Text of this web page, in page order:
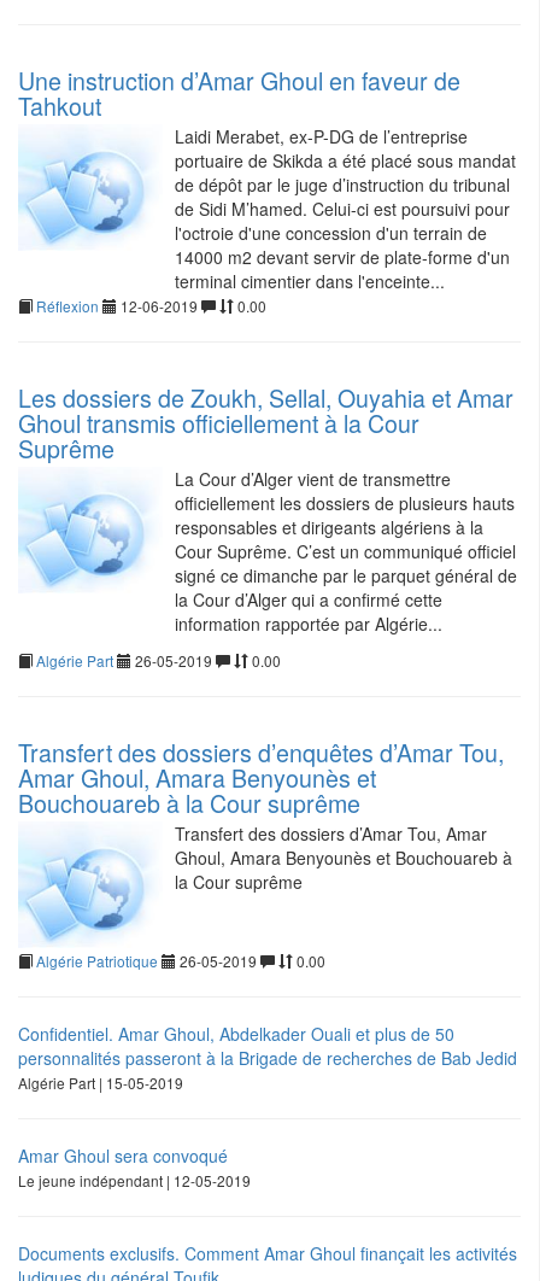
Une instruction d’Amar Ghoul en faveur de
Tahkout
Laidi Merabet, ex-P-DG de l’entreprise
portuaire de Skikda a été placé sous mandat
de dépôt par le juge d’instruction du tribunal
de Sidi M’hamed. Celui-ci est poursuivi pour
l'octroie d'une concession d'un terrain de
14000 m2 devant servir de plate-forme d'un
terminal cimentier dans l'enceinte...
Réflexion 12-06-2019 0.00
Les dossiers de Zoukh, Sellal, Ouyahia et Amar
Ghoul transmis officiellement à la Cour
Suprême
La Cour d’Alger vient de transmettre
officiellement les dossiers de plusieurs hauts
responsables et dirigeants algériens à la
Cour Suprême. C’est un communiqué officiel
signé ce dimanche par le parquet général de
la Cour d’Alger qui a confirmé cette
information rapportée par Algérie...
Algérie Part 26-05-2019 0.00
Transfert des dossiers d’enquêtes d’Amar Tou,
Amar Ghoul, Amara Benyounès et
Bouchouareb à la Cour suprême
Transfert des dossiers d’Amar Tou, Amar
Ghoul, Amara Benyounès et Bouchouareb à
la Cour suprême
Algérie Patriotique 26-05-2019 0.00
Confidentiel. Amar Ghoul, Abdelkader Ouali et plus de 50
personnalités passeront à la Brigade de recherches de Bab Jedid
Algérie Part | 15-05-2019
Amar Ghoul sera convoqué
Le jeune indépendant | 12-05-2019
Documents exclusifs. Comment Amar Ghoul finançait les activités